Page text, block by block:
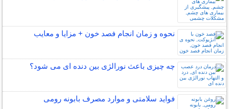
نحوه و زمان انجام فصد خون + مزایا و معایب
چه چیزی باعث نورالژی بین دنده ای می شود؟
فواید سلامتی و موارد مصرف بابونه رومی